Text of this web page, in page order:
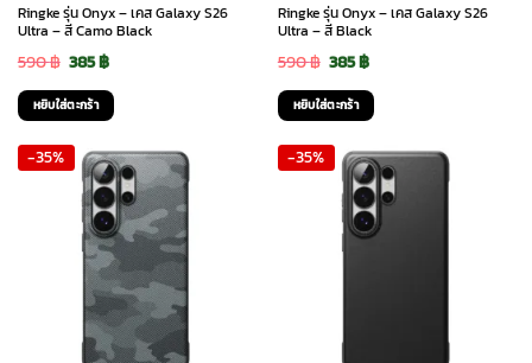
Ringke รุ่น Onyx – เคส Galaxy S26
Ultra – สี Camo Black
590฿ Original
price
was:
590 ฿.
385฿Current
price
is:
385 ฿.
หยิบใส่ตะกร้า
Ringke รุ่น Onyx – เคส Galaxy S26
Ultra – สี Black
590฿ Original
price
was:
590 ฿.
385฿Current
price
is:
385 ฿.
หยิบใส่ตะกร้า
-35% -35%